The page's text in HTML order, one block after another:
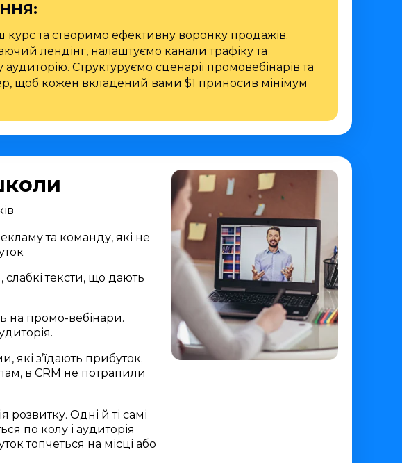
та команду, які не
слабкі тексти, що дають
на промо-вебінари.
які з’їдають прибуток.
в CRM не потрапили
розвитку. Одні й ті самі
по колу і аудиторія
топчеться на місці або
та створимо ефективну воронку продажів.
лендінг, налаштуємо канали трафіку та
Структуруємо сценарії промовебінарів та
щоб кожен вкладений вами $1 приносив мінімум